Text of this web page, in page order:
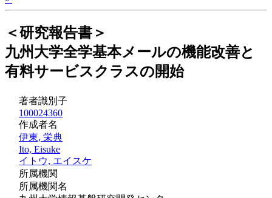
＜研究報告書＞
九州大学全学基本メールの機能改善と
有料サービスクラスの開始
著者識別子
100024360
作成者名
伊東, 栄典
Ito, Eisuke
イトウ, エイスケ
所属機関
所属機関名